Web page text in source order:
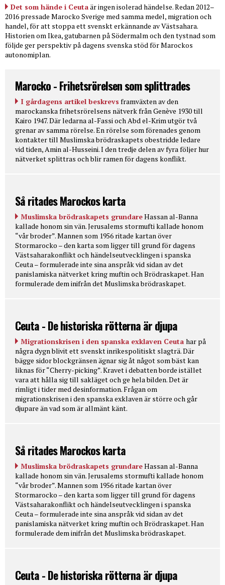
Det som hände i Ceutaär ingen isolerad händelse. Redan 2012–
2016 pressade Marocko Sverige med samma medel, migration och
handel, för att stoppa ett svenskt erkännande av Västsahara.
Historien om Ikea, gatubarnen på Södermalm och den tystnad som
följde ger perspektiv på dagens svenska stöd för Marockos
autonomiplan.
Marocko - Frihetsrörelsen som splittrades
I gårdagens artikel beskrevs framväxten av den
marockanska frihetsrörelsens nätverk från Genève 1930 till
Kairo 1947. Där ledarna al-Fassi och Abd el-Krim utgör två
grenar av samma rörelse. En rörelse som förenades genom
kontakter till Muslimska brödraskapets obestridde ledare
vid tiden, Amin al-Husseini. I den tredje delen av fyra följer hur
nätverket splittras och blir ramen för dagens konflikt.
Så ritades Marockos karta
Muslimska brödraskapets grundareHassan al-Banna
kallade honom sin vän. Jerusalems stormufti kallade honom
“vår broder”. Mannen som 1956 ritade kartan över
Stormarocko – den karta som ligger till grund för dagens
Västsaharakonflikt och händelseutvecklingen i spanska
Ceuta – formulerade inte sina anspråk vid sidan av det
panislamiska nätverket kring muftin och Brödraskapet. Han
formulerade dem inifrån det Muslimska brödraskapet.
Ceuta - De historiska rötterna är djupa
Migrationskrisen i den spanska exklaven Ceuta har på
några dygn blivit ett svenskt inrikespolitiskt slagträ. Där
bägge sidor blockgränsen ägnar sig åt något som bäst kan
liknas för “Cherry-picking”. Kravet i debatten borde istället
vara att hålla sig till sakläget och ge hela bilden. Det är
rimligt i tider med desinformation. Frågan om
migrationskrisen i den spanska exklaven är större och går
djupare än vad som är allmänt känt.
Så ritades Marockos karta
Muslimska brödraskapets grundareHassan al-Banna
kallade honom sin vän. Jerusalems stormufti kallade honom
“vår broder”. Mannen som 1956 ritade kartan över
Stormarocko – den karta som ligger till grund för dagens
Västsaharakonflikt och händelseutvecklingen i spanska
Ceuta – formulerade inte sina anspråk vid sidan av det
panislamiska nätverket kring muftin och Brödraskapet. Han
formulerade dem inifrån det Muslimska brödraskapet.
Ceuta - De historiska rötterna är djupa